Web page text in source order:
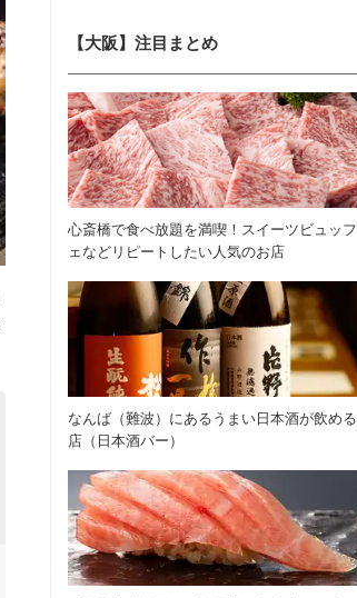
【大阪】注目まとめ
心斎橋で食べ放題を満喫！スイーツビュッフ
ェなどリピートしたい人気のお店
なんば（難波）にあるうまい日本酒が飲める
店（日本酒バー）